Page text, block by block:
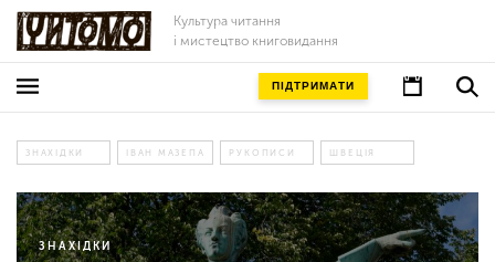
Культура читання
і мистецтво книговидання
ПІДТРИМАТИ
ЗНАХІДКИ ІВАН МАЗЕПА РУКОПИСИ ШВЕЦІЯ
ЗНАХІДКИ